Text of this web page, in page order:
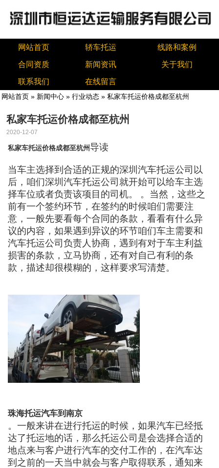
网站首页 轿车托运 线路和案例
合同资质 新闻资讯 关于我们
联系我们 在线留言
网站首页 » 新闻中心 » 行业动态 » 私家车托运价格成都至杭州
私家车托运价格成都至杭州
2020-12-07
私家车托运价格成都至杭州导读
当车主选择到合适的正规的深圳汽车托运公司以
后，咱们深圳汽车托运公司就开始可以给车主选
择车位或者负责该项目的司机。 。当然，这些之
前有一个签约环节，在签约的时候咱们需要注
意，一般先要看每个合同的条款，看看有什么异
议的内容，如果遇到异议的环节咱们车主需要和
汽车托运公司负责人协商，遇到有对于车主利益
损害的条款，立马协商，还有对自己有利的条
款，描述却很模糊的，这样要求写清楚。
珠海托运汽车到南京
。一般来讲在进行托运的时候，如果汽车已经抵
达了托运地的话，那么托运公司是会选择合适的
地点来与客户进行汽车的交付工作的，在汽车达
到之前的一天当中就会与客户取得联系，通知来